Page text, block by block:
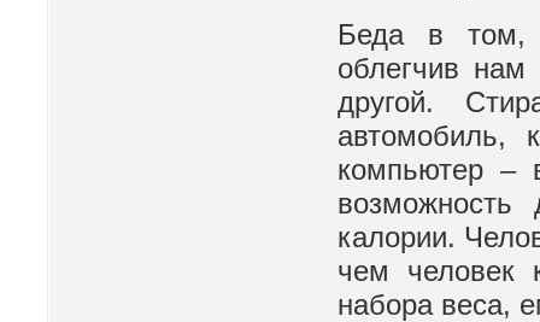
Беда в том,
облегчив
другой.
автомобиль,
компьютер –
возможность
калории.
чем человек
набора веса,